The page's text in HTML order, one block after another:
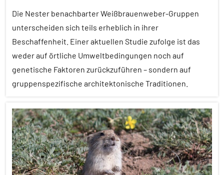
Inter-
Spezies
Vögel
Die Nester benachbarter Weißbrauenweber-Gruppen
unterscheiden sich teils erheblich in ihrer
Beschaffenheit. Einer aktuellen Studie zufolge ist das
weder auf örtliche Umweltbedingungen noch auf
genetische Faktoren zurückzuführen – sondern auf
gruppenspezifische architektonische Traditionen.
Alle
Artikel
Alle
Themen